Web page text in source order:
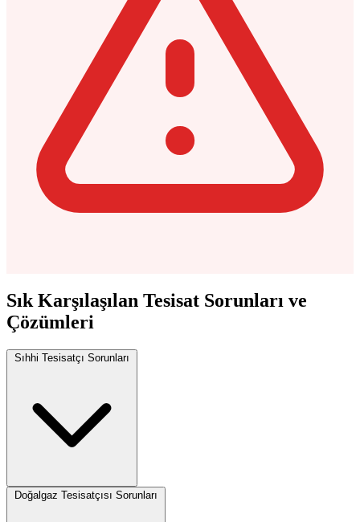
Sık Karşılaşılan Tesisat Sorunları ve
Çözümleri
Sıhhi Tesisatçı Sorunları
Doğalgaz Tesisatçısı Sorunları